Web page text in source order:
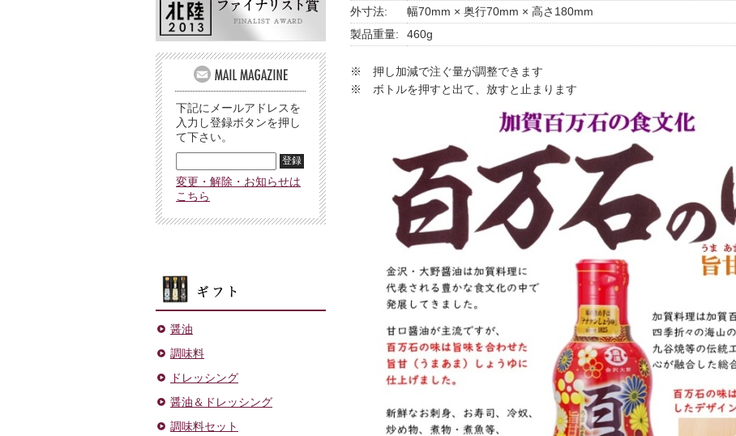
外寸法:
幅70mm × 奥行70mm × 高さ180mm
製品重量:
460g
※ 押し加減で注ぐ量が調整できます
※ ボトルを押すと出て、放すと止まります
下記にメールアドレスを
入力し登録ボタンを押し
て下さい。
変更・解除・お知らせは
こちら
醤油
調味料
ドレッシング
醤油＆ドレッシング
調味料セット